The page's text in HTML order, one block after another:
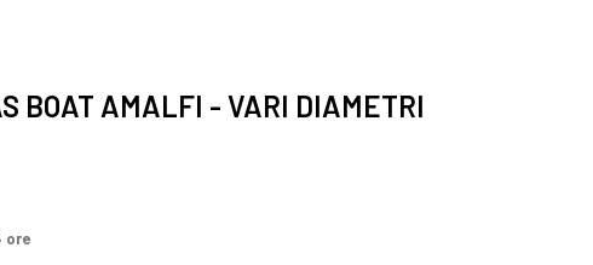
BOAT AMALFI - VARI DIAMETRI
ore